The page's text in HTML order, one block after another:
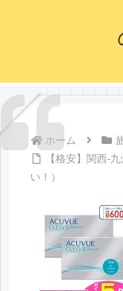
ホーム
【格安】関西-
い！）